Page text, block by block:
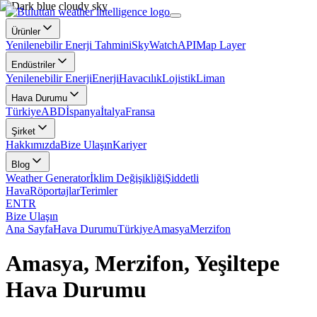
Ürünler
Yenilenebilir Enerji TahminiSkyWatchAPIMap Layer
Endüstriler
Yenilenebilir EnerjiEnerjiHavacılıkLojistikLiman
Hava Durumu
TürkiyeABDİspanyaİtalyaFransa
Şirket
HakkımızdaBize UlaşınKariyer
Blog
Weather Generatorİklim DeğişikliğiŞiddetli
HavaRöportajlarTerimler
ENTR
Bize Ulaşın
Ana SayfaHava DurumuTürkiyeAmasyaMerzifon
Amasya, Merzifon, Yeşiltepe
Hava Durumu